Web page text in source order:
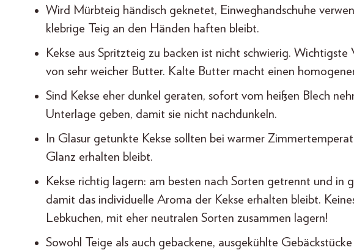
Wird Mürbteig händisch geknetet, Einweghandschuhe
klebrige Teig an den Händen haften bleibt.
Kekse aus Spritzteig zu backen ist nicht schwierig. Wichtigste
von sehr weicher Butter. Kalte Butter macht einen
Sind Kekse eher dunkel geraten, sofort vom heißen Blech
Unterlage geben, damit sie nicht nachdunkeln.
In Glasur getunkte Kekse sollten bei warmer
Glanz erhalten bleibt.
Kekse richtig lagern: am besten nach Sorten getrennt und in
damit das individuelle Aroma der Kekse erhalten bleibt.
Lebkuchen, mit eher neutralen Sorten zusammen lagern!
Sowohl Teige als auch gebackene, ausgekühlte